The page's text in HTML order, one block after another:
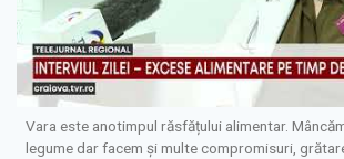
Vara este anotimpul răsfățului alimentar.
legume dar facem și multe compromisuri,